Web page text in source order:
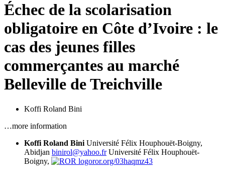
Échec de la scolarisation
obligatoire en Côte d’Ivoire : le
cas des jeunes filles
commerçantes au marché
Belleville de Treichville
Koffi Roland Bini
…more information
Koffi Roland Bini Université Félix Houphouët-Boigny,
Abidjan binirol@yahoo.fr Université Félix Houphouët-
Boigny,
ror.org/03haqmz43